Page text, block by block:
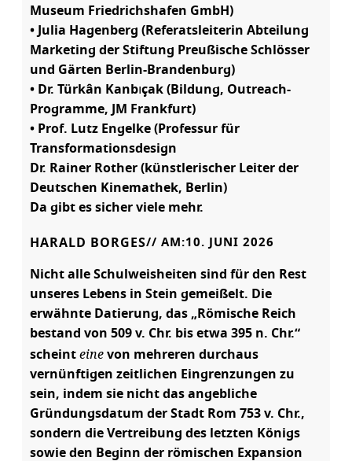
Museum Friedrichshafen GmbH)
• Julia Hagenberg (Referatsleiterin Abteilung
Marketing der Stiftung Preußische Schlösser
und Gärten Berlin-Brandenburg)
• Dr. Türkân Kanbıçak (Bildung, Outreach-
Programme, JM Frankfurt)
• Prof. Lutz Engelke (Professur für
Transformationsdesign
Dr. Rainer Rother (künstlerischer Leiter der
Deutschen Kinemathek, Berlin)
Da gibt es sicher viele mehr.
HARALD BORGES// AM:10. JUNI 2026
Nicht alle Schulweisheiten sind für den Rest
unseres Lebens in Stein gemeißelt. Die
erwähnte Datierung, das „Römische Reich
bestand von 509 v. Chr. bis etwa 395 n. Chr.“
scheint eine von mehreren durchaus
vernünftigen zeitlichen Eingrenzungen zu
sein, indem sie nicht das angebliche
Gründungsdatum der Stadt Rom 753 v. Chr.,
sondern die Vertreibung des letzten Königs
sowie den Beginn der römischen Expansion